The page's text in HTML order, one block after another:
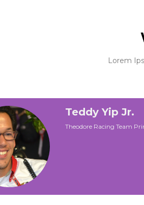
Lorem
Teddy Yip Jr.
Theodore Racing Team